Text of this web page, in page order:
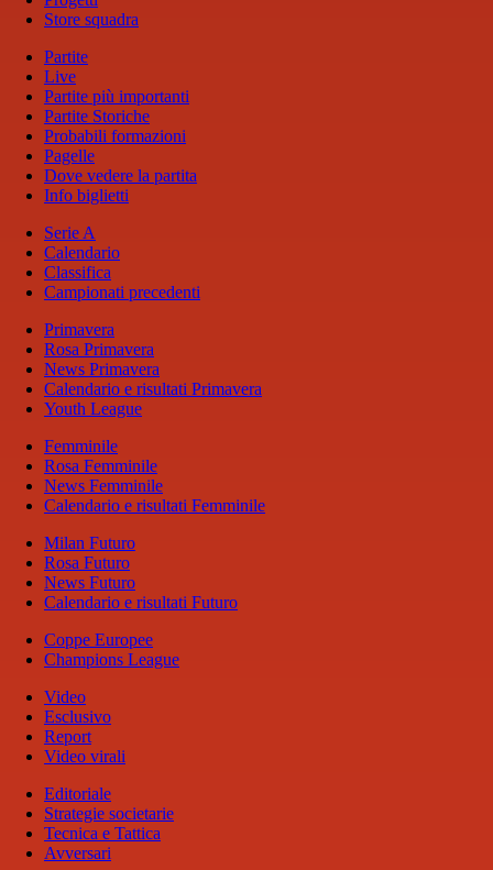
Store squadra
Partite
Live
Partite più importanti
Partite Storiche
Probabili formazioni
Pagelle
Dove vedere la partita
Info biglietti
Serie A
Calendario
Classifica
Campionati precedenti
Primavera
Rosa Primavera
News Primavera
Calendario e risultati Primavera
Youth League
Femminile
Rosa Femminile
News Femminile
Calendario e risultati Femminile
Milan Futuro
Rosa Futuro
News Futuro
Calendario e risultati Futuro
Coppe Europee
Champions League
Video
Esclusivo
Report
Video virali
Editoriale
Strategie societarie
Tecnica e Tattica
Avversari